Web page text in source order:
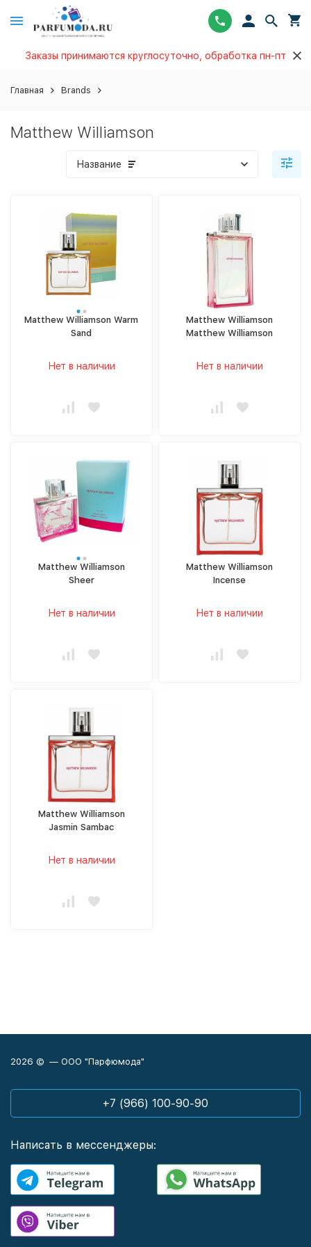
Заказы принимаются круглосуточно, обработка пн-пт
Главная Brands
Matthew Williamson
Название
Matthew Williamson Warm
Sand
Нет в наличии
Matthew Williamson
Matthew Williamson
Нет в наличии
Matthew Williamson
Sheer
Нет в наличии
Matthew Williamson
Incense
Нет в наличии
Matthew Williamson
Jasmin Sambac
Нет в наличии
2026 © — ООО "Парфюмода"
+7 (966) 100-90-90
Написать в мессенджеры: